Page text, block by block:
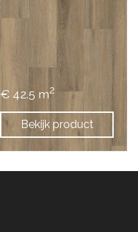
Bekijk product
€ 42.5 m2